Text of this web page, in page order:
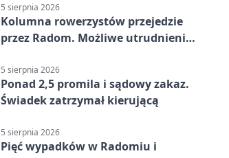
5 sierpnia 2026
Kolumna rowerzystów przejedzie
przez Radom. Możliwe utrudnienia
5 sierpnia 2026
Ponad 2,5 promila i sądowy zakaz.
Świadek zatrzymał kierującą
5 sierpnia 2026
Pięć wypadków w Radomiu i